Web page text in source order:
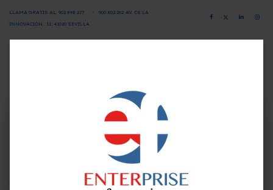
LLAMA GRATIS AL 902 898 277 - 900 802 262 AV. DE LA
INNOVACIÓN.. 11, 41020 SEVILLA
Programa-Contenido
1. Do you remember these words?
¿Quieres formarte GRATIS y
mejorar tu perfil profesional?
Empieza hoy mismo. Te ayudamos a elegir el
mejor curso para ti.